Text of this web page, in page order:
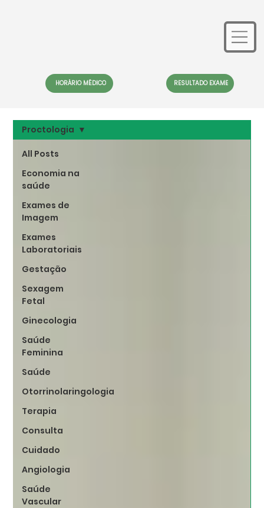
HORÁRIO MÉDICO RESULTADO EXAME
All Posts
Economia na
saúde
Exames de
Imagem
Exames
Laboratoriais
Gestação
Sexagem
Fetal
Ginecologia
Saúde
Feminina
Saúde
Otorrinolaringologia
Terapia
Consulta
Cuidado
Angiologia
Saúde
Vascular
Proctologia